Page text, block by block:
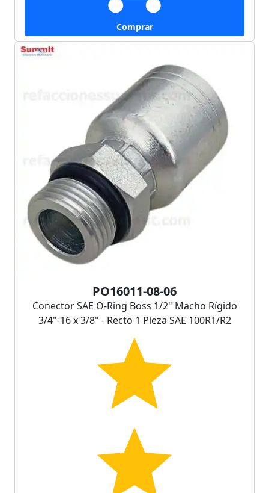
Comprar
PO16011-08-06
Conector SAE O-Ring Boss 1/2" Macho Rígido
3/4"-16 x 3/8" - Recto 1 Pieza SAE 100R1/R2